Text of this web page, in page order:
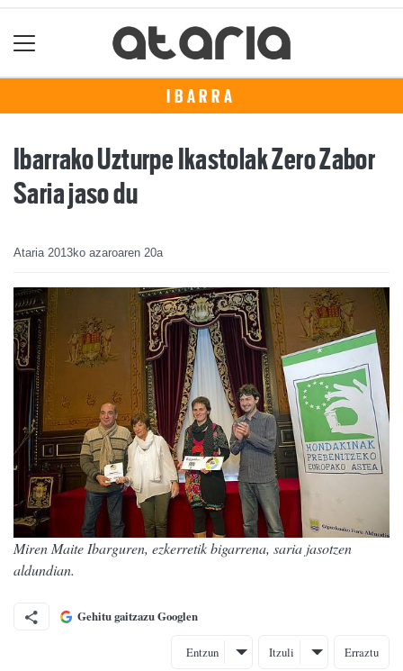
IBARRA
Ibarrako Uzturpe Ikastolak Zero Zabor
Saria jaso du
Ataria 2013ko azaroaren 20a
Miren Maite Ibarguren, ezkerretik bigarrena, saria jasotzen
aldundian.
Gehitu gaitzazu Googlen
Entzun Itzuli Erraztu